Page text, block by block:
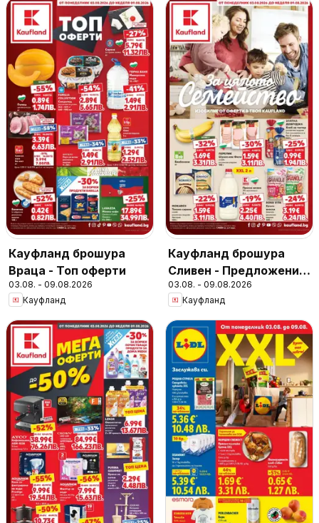
Кауфланд брошура
Враца - Топ оферти
03.08. - 09.08.2026
Кауфланд
Кауфланд брошура
Сливен - Предложения
за цялото семейство
03.08. - 09.08.2026
Кауфланд